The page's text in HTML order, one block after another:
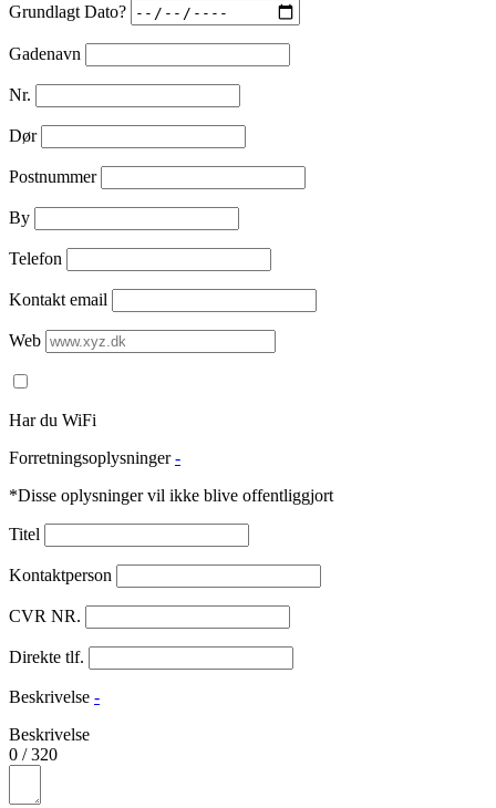
Grundlagt Dato?
Gadenavn
Nr.
Dør
Postnummer
By
Telefon
Kontakt email
Web
Har du WiFi
Forretningsoplysninger -
*Disse oplysninger vil ikke blive offentliggjort
Titel
Kontaktperson
CVR NR.
Direkte tlf.
Beskrivelse -
Beskrivelse
0 /320